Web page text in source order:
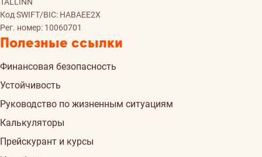
TALLINN
Код SWIFT/BIC: HABAEE2X
Рег. номер: 10060701
Полезные ссылки
Финансовая безопасность
Устойчивость
Руководство по жизненным ситуациям
Калькуляторы
Прейскурант и курсы